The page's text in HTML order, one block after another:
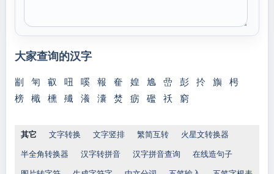
大家查询的汉字
剬 匉 叡 吜 嗘 報 奞 媓 尯 嵒 彭 扵 旟
枵
榜
檝 櫄 殱 瀁 灢 焚 疬 礛 祅 窮
其它 文字转换 文字竖排 繁简互转 火星文转换器
半全角转换器 汉字转拼音 汉字拼音查询 在线造句子